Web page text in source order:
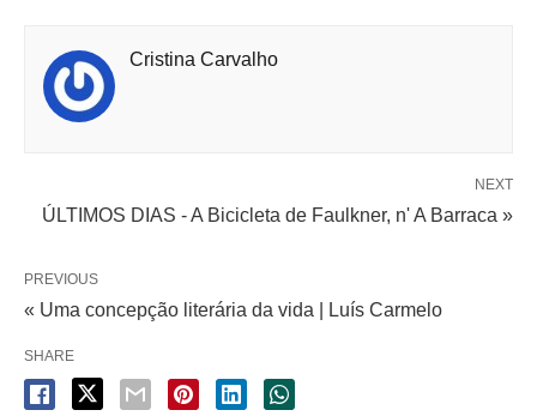
Cristina Carvalho
NEXT
ÚLTIMOS DIAS - A Bicicleta de Faulkner, n' A Barraca »
PREVIOUS
« Uma concepção literária da vida | Luís Carmelo
SHARE